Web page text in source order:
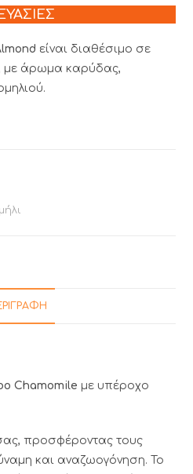
είναι διαθέσιμο σε
με άρωμα καρύδας,
Chamomile με υπέροχο
προσφέροντας τους
και αναζωογόνηση. Το